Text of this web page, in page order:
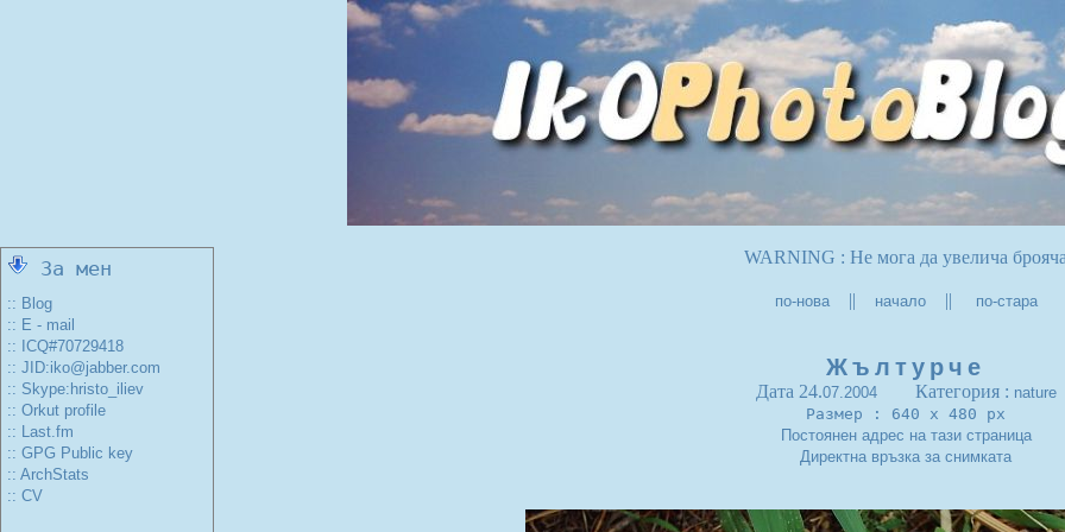
За мен
:: Blog
:: E - mail
:: ICQ#70729418
:: JID:iko@jabber.com
:: Skype:hristo_iliev
:: Orkut profile
:: Last.fm
:: GPG Public key
:: ArchStats
:: CV
WARNING : Не мога да увелича
по-нова|| начало|| по-стара
Жълтурче
Дата 24.07.2004Категория : nature
Размер : 640 x 480 px
Постоянен адрес на тази страница
Директна връзка за снимката